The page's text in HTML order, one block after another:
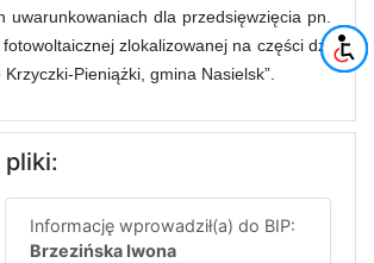
uwarunkowaniach dla przedsięwzięcia pn.
fotowoltaicznej zlokalizowanej na części dz.
Pieniążki, gmina Nasielsk”.
pliki:
Informację wprowadził(a) do BIP:
Brzezińska Iwona